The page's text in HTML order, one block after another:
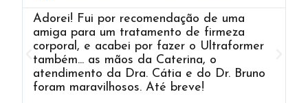
Adorei! Fui por recomendação de uma
amiga para um tratamento de firmeza
corporal, e acabei por fazer o Ultraformer
também... as mãos da Caterina, o
atendimento da Dra. Cátia e do Dr. Bruno
foram maravilhosos. Até breve!